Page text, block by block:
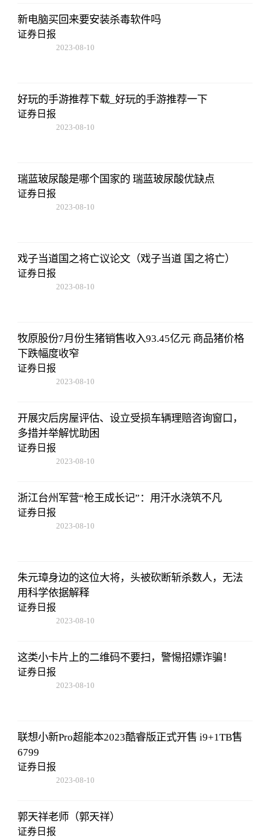
新电脑买回来要安装杀毒软件吗
证券日报
2023-08-10
好玩的手游推荐下载_好玩的手游推荐一下
证券日报
2023-08-10
瑞蓝玻尿酸是哪个国家的 瑞蓝玻尿酸优缺点
证券日报
2023-08-10
戏子当道国之将亡议论文（戏子当道 国之将亡）
证券日报
2023-08-10
牧原股份7月份生猪销售收入93.45亿元 商品猪价格
下跌幅度收窄
证券日报
2023-08-10
开展灾后房屋评估、设立受损车辆理赔咨询窗口，
多措并举解忧助困
证券日报
2023-08-10
浙江台州军营“枪王成长记”：用汗水浇筑不凡
证券日报
2023-08-10
朱元璋身边的这位大将，头被砍断斩杀数人，无法
用科学依据解释
证券日报
2023-08-10
这类小卡片上的二维码不要扫，警惕招嫖诈骗！
证券日报
2023-08-10
联想小新Pro超能本2023酷睿版正式开售 i9+1TB售
6799
证券日报
2023-08-10
郭天祥老师（郭天祥）
证券日报